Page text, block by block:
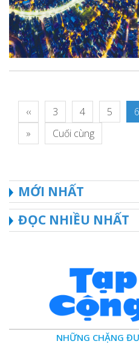
‹‹ 3 4 5 6
»
Cuối cùng
MỚI NHẤT
ĐỌC NHIỀU NHẤT
NHỮNG CHẶNG